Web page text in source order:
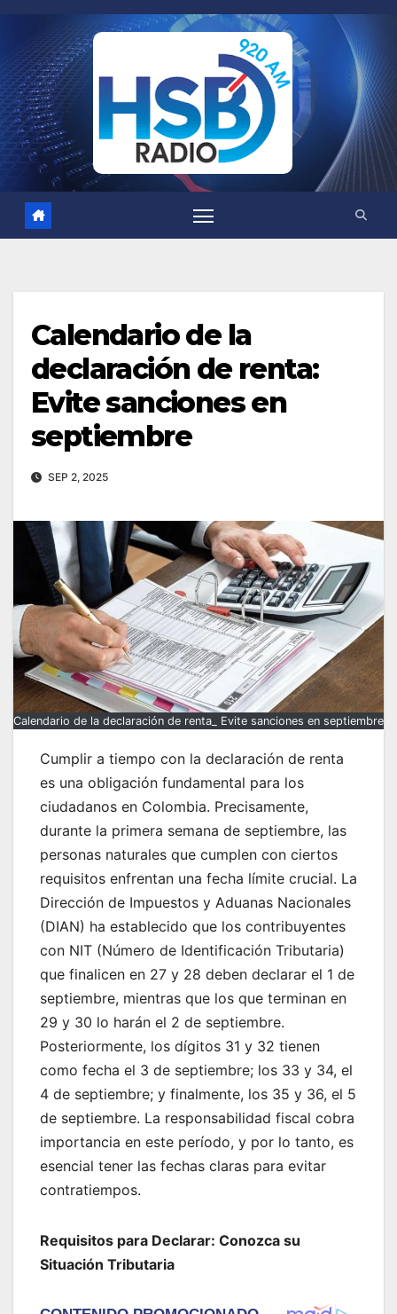
contenido
Calendario de la
declaración de renta:
Evite sanciones en
septiembre
SEP 2, 2025
Calendario de la declaración de renta_ Evite sanciones en septiembre
Cumplir a tiempo con la declaración de renta
es una obligación fundamental para los
ciudadanos en Colombia. Precisamente,
durante la primera semana de septiembre, las
personas naturales que cumplen con ciertos
requisitos enfrentan una fecha límite crucial. La
Dirección de Impuestos y Aduanas Nacionales
(DIAN) ha establecido que los contribuyentes
con NIT (Número de Identificación Tributaria)
que finalicen en 27 y 28 deben declarar el 1 de
septiembre, mientras que los que terminan en
29 y 30 lo harán el 2 de septiembre.
Posteriormente, los dígitos 31 y 32 tienen
como fecha el 3 de septiembre; los 33 y 34, el
4 de septiembre; y finalmente, los 35 y 36, el 5
de septiembre. La responsabilidad fiscal cobra
importancia en este período, y por lo tanto, es
esencial tener las fechas claras para evitar
contratiempos.
Requisitos para Declarar: Conozca su
Situación Tributaria